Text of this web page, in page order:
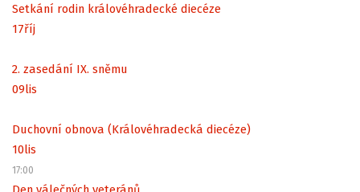
Setkání rodin královéhradecké diecéze
17říj
2. zasedání IX. sněmu
09lis
Duchovní obnova (Královéhradecká diecéze)
10lis
17:00